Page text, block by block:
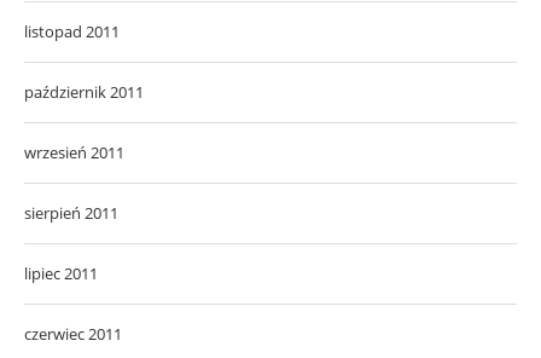
listopad 2011
październik 2011
wrzesień 2011
sierpień 2011
lipiec 2011
czerwiec 2011